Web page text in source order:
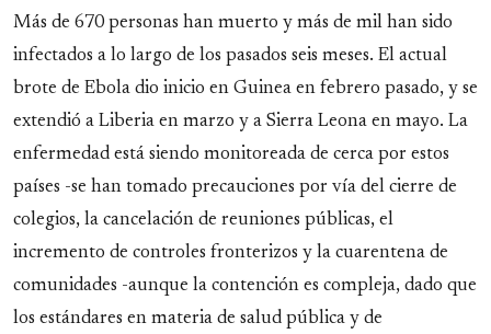
Más de 670 personas han muerto y más de mil han sido
infectados a lo largo de los pasados seis meses. El actual
brote de Ebola dio inicio en Guinea en febrero pasado, y se
extendió a Liberia en marzo y a Sierra Leona en mayo. La
enfermedad está siendo monitoreada de cerca por estos
países -se han tomado precauciones por vía del cierre de
colegios, la cancelación de reuniones públicas, el
incremento de controles fronterizos y la cuarentena de
comunidades -aunque la contención es compleja, dado que
los estándares en materia de salud pública y de